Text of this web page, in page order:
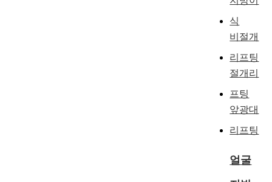
식
비절개
리프팅
절개리
프팅
앞광대
리프팅
얼굴